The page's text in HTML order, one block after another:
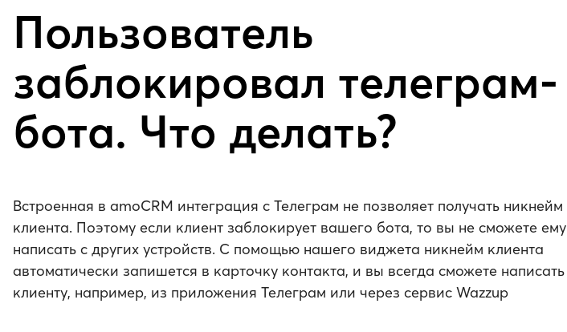
Пользователь
заблокировал телеграм-
бота. Что делать?
Встроенная в amoCRM интеграция с Телеграм не позволяет получать никнейм
клиента. Поэтому если клиент заблокирует вашего бота, то вы не сможете ему
написать с других устройств. С помощью нашего виджета никнейм клиента
автоматически запишется в карточку контакта, и вы всегда сможете написать
клиенту, например, из приложения Телеграм или через сервис Wazzup